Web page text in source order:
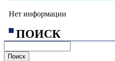
Нет информации
ПОИСК